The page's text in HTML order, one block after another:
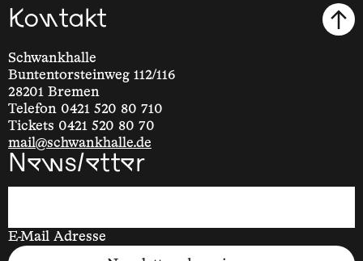
Kontakt
Schwankhalle
Buntentorsteinweg 112/116
28201 Bremen
Telefon 0421 520 80 710
Tickets 0421 520 80 70
mail@schwankhalle.de
Newsletter
E-Mail Adresse